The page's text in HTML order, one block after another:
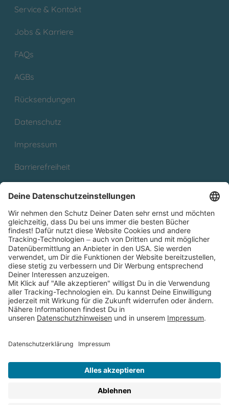
Service & Kontakt
Jobs & Karriere
FAQs
AGBs
Rücksendungen
Datenschutz
Impressum
Barrierefreiheit
Partnerprogramm (Affiliate)
Folge uns auf
* Versandkostenfrei ab 9,00 € Bestellwert innerhalb
Deutschlands
** Lieferzeit 1-3 Werktage innerhalb Deutschlands
Thienemann-Esslinger Verlag GmbH, Blumenstraße 36, D-70182